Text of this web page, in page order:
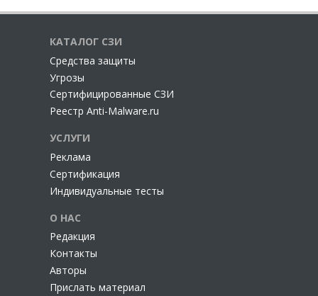
КАТАЛОГ СЗИ
Cредства защиты
Угрозы
Сертифицированные СЗИ
Реестр Anti-Malware.ru
УСЛУГИ
Реклама
Сертификация
Индивидуальные тесты
О НАС
Редакция
Контакты
Авторы
Прислать материал